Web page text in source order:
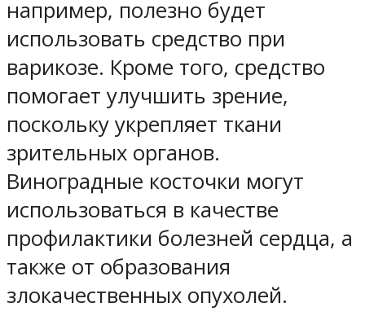
например, полезно будет
использовать средство при
варикозе. Кроме того, средство
помогает улучшить зрение,
поскольку укрепляет ткани
зрительных органов.
Виноградные косточки могут
использоваться в качестве
профилактики болезней сердца, а
также от образования
злокачественных опухолей.